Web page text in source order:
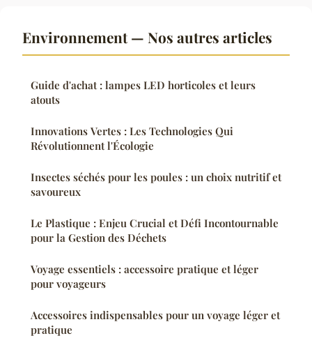
Environnement — Nos autres articles
Guide d'achat : lampes LED horticoles et leurs
atouts
Innovations Vertes : Les Technologies Qui
Révolutionnent l'Écologie
Insectes séchés pour les poules : un choix nutritif et
savoureux
Le Plastique : Enjeu Crucial et Défi Incontournable
pour la Gestion des Déchets
Voyage essentiels : accessoire pratique et léger
pour voyageurs
Accessoires indispensables pour un voyage léger et
pratique